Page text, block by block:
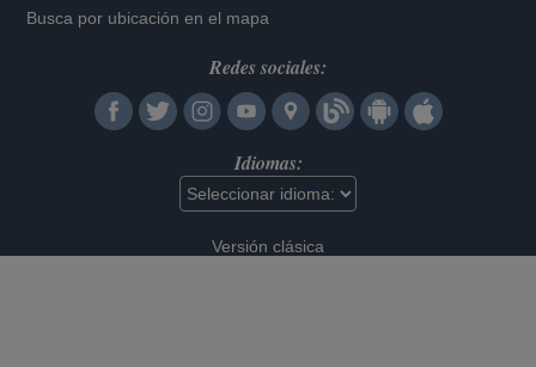
Busca por ubicación en el mapa
Redes sociales:
Idiomas:
Versión clásica